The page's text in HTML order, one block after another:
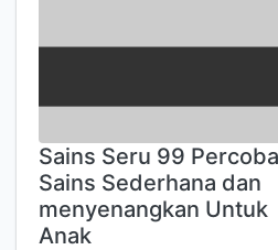
Sains Seru 99
Sains Sederhana dan
menyenangkan Untuk
Anak